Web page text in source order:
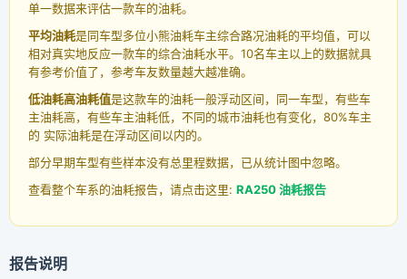
单一数据来评估一款车的油耗。
平均油耗是同车型多位小熊油耗车主综合路况油耗的平均值，可以
相对真实地反应一款车的综合油耗水平。10名车主以上的数据就具
有参考价值了，参考车友数量越大越准确。
低油耗高油耗值是这款车的油耗一般浮动区间，同一车型，有些车
主油耗高，有些车主油耗低，不同的城市油耗也有变化，80%车主
的 实际油耗是在浮动区间以内的。
部分早期车型有些样本没有总里程数据，已从统计图中忽略。
查看整个车系的油耗报告，请点击这里: RA250 油耗报告
报告说明